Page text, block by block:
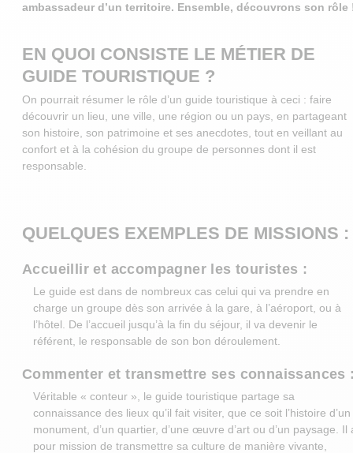
ambassadeur d’un territoire. Ensemble, découvrons son rôle
EN QUOI CONSISTE LE MÉTIER DE
GUIDE TOURISTIQUE ?
On pourrait résumer le rôle d’un guide touristique à ceci : faire
découvrir un lieu, une ville, une région ou un pays, en partageant
son histoire, son patrimoine et ses anecdotes, tout en veillant au
confort et à la cohésion du groupe de personnes dont il est
responsable.
QUELQUES EXEMPLES DE MISSIONS :
Accueillir et accompagner les touristes :
Le guide est dans de nombreux cas celui qui va prendre en
charge un groupe dès son arrivée à la gare, à l’aéroport, ou à
l’hôtel. De l’accueil jusqu’à la fin du séjour, il va devenir le
référent, le responsable de son bon déroulement.
Commenter et transmettre ses connaissances
Véritable « conteur », le guide touristique partage sa
connaissance des lieux qu’il fait visiter, que ce soit l’histoire d’un
monument, d’un quartier, d’une œuvre d’art ou d’un paysage. Il
pour mission de transmettre sa culture de manière vivante,